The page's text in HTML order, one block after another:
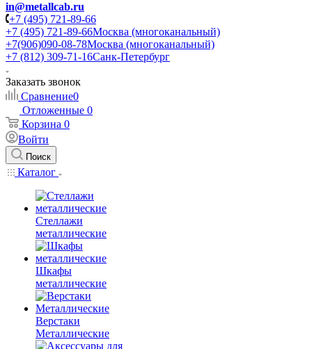
in@metallcab.ru
+7 (495) 721-89-66
+7 (495) 721-89-66Москва (многоканальный)
+7(906)090-08-78Москва (многоканальный)
+7 (812) 309-71-16Санк-Петербург
Заказать звонок
Сравнение0
Отложенные 0
Корзина 0
Войти
Поиск
Каталог
Стеллажи
металлические
Шкафы
металлические
Верстаки
Металлические